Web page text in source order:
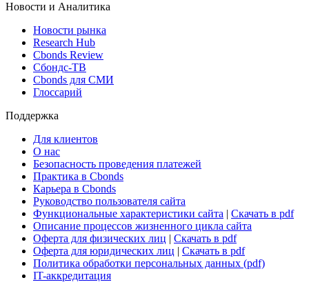
Новости и Аналитика
Новости рынка
Research Hub
Cbonds Review
Сбондс-ТВ
Cbonds для СМИ
Глоссарий
Поддержка
Для клиентов
О нас
Безопасность проведения платежей
Практика в Cbonds
Карьера в Cbonds
Руководство пользователя сайта
Функциональные характеристики сайта | Скачать в pdf
Описание процессов жизненного цикла сайта
Оферта для физических лиц | Скачать в pdf
Оферта для юридических лиц | Скачать в pdf
Политика обработки персональных данных (pdf)
IT-аккредитация